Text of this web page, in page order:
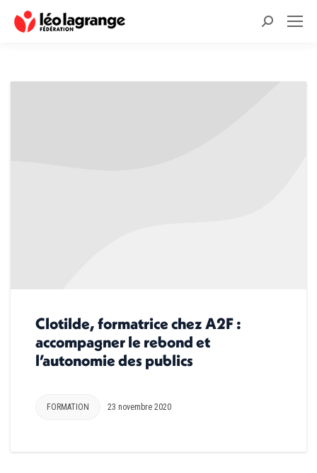
Recherche
Clotilde, formatrice chez A2F :
accompagner le rebond et
l’autonomie des publics
FORMATION 23 novembre 2020